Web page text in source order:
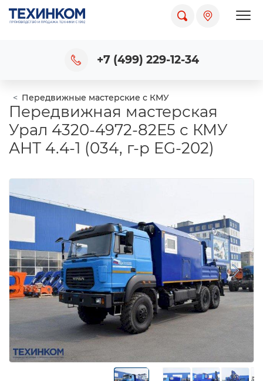
+7 (499) 229-12-34
Передвижные мастерские с КМУ
Передвижная мастерская
Урал 4320-4972-82Е5 с КМУ
АНТ 4.4-1 (034, г-р EG-202)